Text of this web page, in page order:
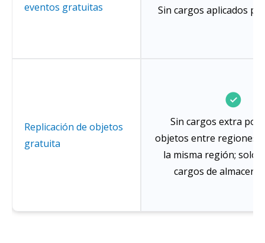
eventos gratuitas
Sin cargos aplicados
Replicación de objetos
gratuita
Sin cargos extra por
objetos entre regiones
la misma región; solo
cargos de